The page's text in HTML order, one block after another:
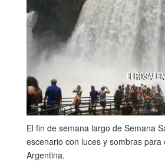
El fin de semana largo de Semana
escenario con luces y sombras para
Argentina.